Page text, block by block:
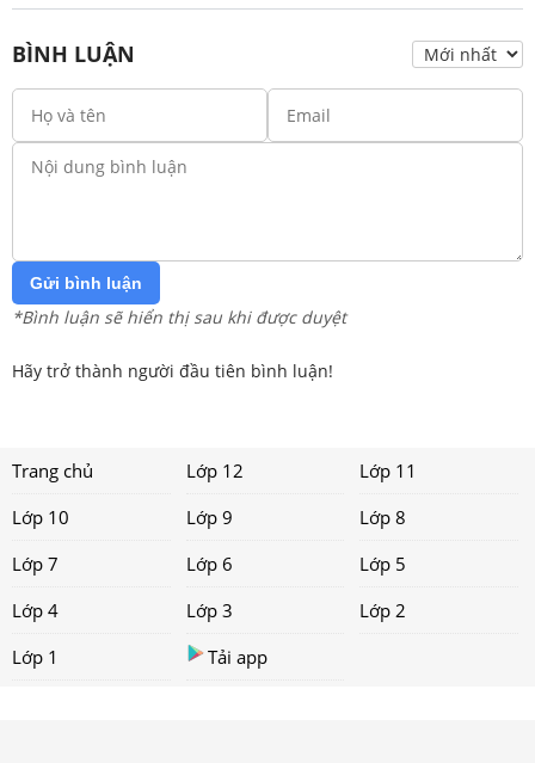
BÌNH LUẬN
Gửi bình luận
*Bình luận sẽ hiển thị sau khi được duyệt
Hãy trở thành người đầu tiên bình luận!
Trang chủ Lớp 12
Lớp 11
Lớp 10
Lớp 9
Lớp 8
Lớp 7
Lớp 6
Lớp 5
Lớp 4
Lớp 3
Lớp 2
Lớp 1
Tải app